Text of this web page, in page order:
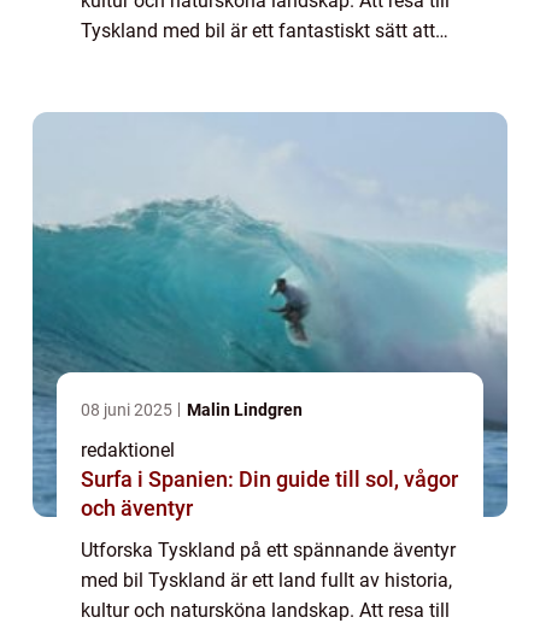
Tyskland med bil är ett fantastiskt sätt att
08 juni 2025 Malin Lindgren
redaktionel
Surfa i Spanien: Din guide till sol, vågor
och äventyr
Utforska Tyskland på ett spännande äventyr
med bil Tyskland är ett land fullt av historia,
kultur och natursköna landskap. Att resa till